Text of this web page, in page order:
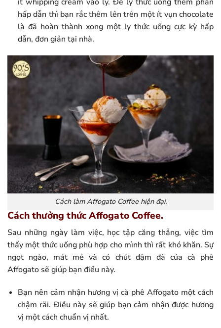
hấp dẫn thì bạn rắc thêm lên trên một ít vụn chocolate
là đã hoàn thành xong một ly thức uống cực kỳ hấp
dẫn, đơn giản tại nhà.
Cách làm Affogato Coffee hiện đại.
Cách thưởng thức Affogato Coffee.
Sau những ngày làm việc, học tập căng thẳng, việc tìm
thấy một thức uống phù hợp cho mình thì rất khó khăn. Sự
ngọt ngào, mát mẻ và có chút đậm đà của cà phê
Affogato sẽ giúp bạn điều này.
Bạn nên cảm nhận hương vị cà phê Affogato một cách
chậm rãi. Điều này sẽ giúp bạn cảm nhận được hương
vị một cách chuẩn vị nhất.